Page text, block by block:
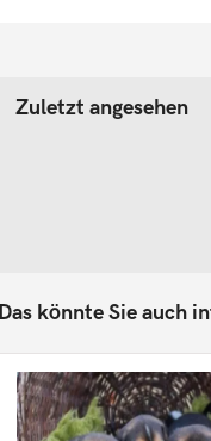
Zuletzt angesehen
Das könnte Sie auch